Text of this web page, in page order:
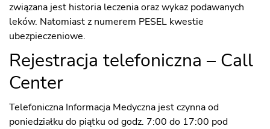
związana jest historia leczenia oraz wykaz podawanych
leków. Natomiast z numerem PESEL kwestie
ubezpieczeniowe.
Rejestracja telefoniczna – Call
Center
Telefoniczna Informacja Medyczna jest czynna od
poniedziałku do piątku od godz. 7:00 do 17:00 pod